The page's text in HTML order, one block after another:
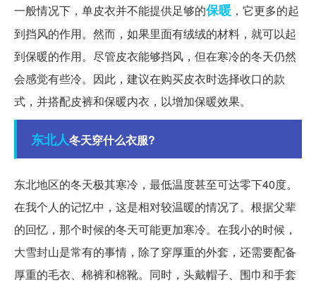
一般情况下，单皮衣并不能提供足够的保暖 ，它更多的起
到挡风的作用。然而，如果里面有绒绒的材料，就可以起
到保暖的作用。尽管皮衣能够挡风，但在寒冷的冬天仍然
会感觉有些冷。因此，建议在购买皮衣时选择收口的款
式，并搭配皮裤和保暖内衣，以增加保暖效果。
东北人冬天穿什么衣服?
东北地区的冬天极其寒冷，最低温度甚至可达零下40度。
在我个人的记忆中，这是相对较温暖的情况了。根据父辈
的回忆，那个时候的冬天可能更加寒冷。在我小的时候，
大雪封山是常有的事情，除了穿厚重的外套，还需要配备
厚重的毛衣、棉裤和棉靴。同时，头戴帽子、围巾和手套